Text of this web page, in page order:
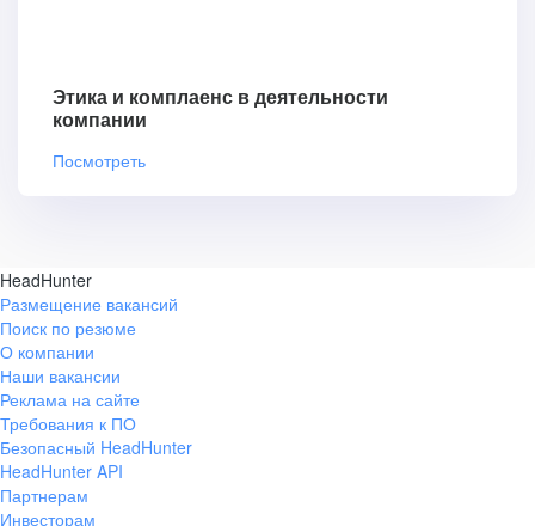
Этика и комплаенс в деятельности
компании
Посмотреть
HeadHunter
Размещение вакансий
Поиск по резюме
О компании
Наши вакансии
Реклама на сайте
Требования к ПО
Безопасный HeadHunter
HeadHunter API
Партнерам
Инвесторам